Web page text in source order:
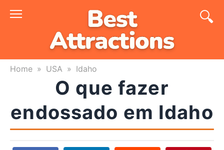
Skip
Home » USA » Idaho
O que fazer
endossado em Idaho